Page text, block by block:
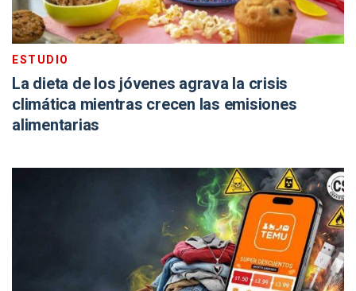
ESTUDIO
La dieta de los jóvenes agrava la crisis
climática mientras crecen las emisiones
alimentarias